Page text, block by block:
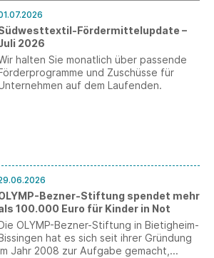
bis zum 3. August möglich.
Fördermittelupdate –
2026
halten Sie monatlich über passende
und Zuschüsse für
auf dem Laufenden.
Bezner-Stiftung spendet mehr
100.000 Euro für Kinder in Not
OLYMP-Bezner-Stiftung in Bietigheim-
hat es sich seit ihrer Gründung
Jahr 2008 zur Aufgabe gemacht,